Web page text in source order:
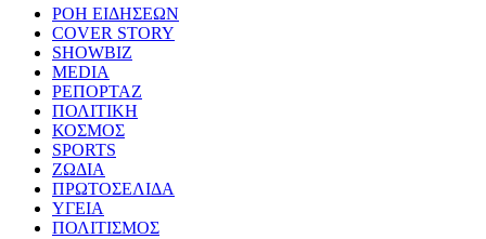
ΡΟΗ ΕΙΔΗΣΕΩΝ
COVER STORY
SHOWBIZ
MEDIA
ΡΕΠΟΡΤΑΖ
ΠΟΛΙΤΙΚΗ
ΚΟΣΜΟΣ
SPORTS
ΖΩΔΙΑ
ΠΡΩΤΟΣΕΛΙΔΑ
ΥΓΕΙΑ
ΠΟΛΙΤΙΣΜΟΣ